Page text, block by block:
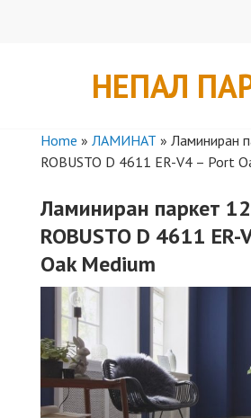
НЕПАЛ
Home » ЛАМИНАТ » Ламиниран
ROBUSTO D 4611 ER-V4 – Port
Ламиниран паркет
ROBUSTO D 4611
Oak Medium